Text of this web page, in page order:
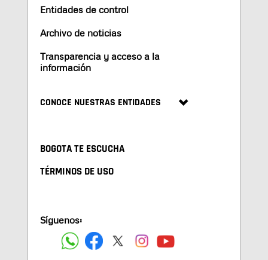
Entidades de control
Archivo de noticias
Transparencia y acceso a la
información
CONOCE NUESTRAS ENTIDADES
BOGOTA TE ESCUCHA
TÉRMINOS DE USO
Síguenos: